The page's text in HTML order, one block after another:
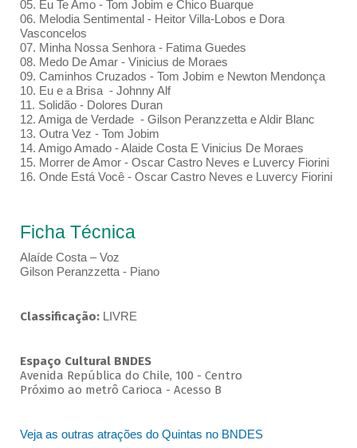
05. Eu Te Amo - Tom Jobim e Chico Buarque
06. Melodia Sentimental - Heitor Villa-Lobos e Dora
Vasconcelos
07. Minha Nossa Senhora - Fatima Guedes
08. Medo De Amar - Vinicius de Moraes
09. Caminhos Cruzados - Tom Jobim e Newton Mendonça
10. Eu e a Brisa - Johnny Alf
11. Solidão - Dolores Duran
12. Amiga de Verdade - Gilson Peranzzetta e Aldir Blanc
13. Outra Vez - Tom Jobim
14. Amigo Amado - Alaide Costa E Vinicius De Moraes
15. Morrer de Amor - Oscar Castro Neves e Luvercy Fiorini
16. Onde Está Você - Oscar Castro Neves e Luvercy Fiorini
Ficha Técnica
Alaíde Costa – Voz
Gilson Peranzzetta - Piano
Classificação: LIVRE
Espaço Cultural BNDES
Avenida República do Chile, 100 - Centro
Próximo ao metrô Carioca - Acesso B
Veja as outras atrações do Quintas no BNDES